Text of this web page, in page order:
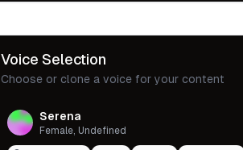
Voice Selection
Choose or clone a voice for your content
Serena
Female, Undefined